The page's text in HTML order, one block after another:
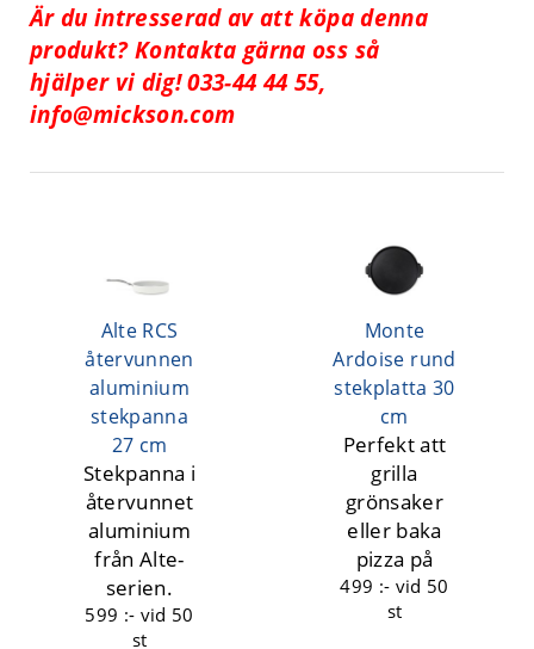
Är du intresserad av att köpa denna
produkt? Kontakta gärna oss så
hjälper vi dig! 033-44 44 55,
info@mickson.com
Alte RCS
återvunnen
aluminium
stekpanna
27 cm
Stekpanna i
återvunnet
aluminium
från Alte-
serien.
599 :- vid 50
st
Monte
Ardoise rund
stekplatta 30
cm
Perfekt att
grilla
grönsaker
eller baka
pizza på
499 :- vid 50
st